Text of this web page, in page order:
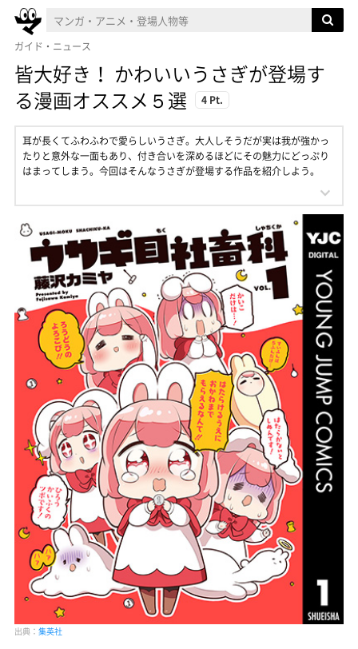
ガイド・ニュース
皆大好き！ かわいいうさぎが登場す
る漫画オススメ５選
4 Pt.
耳が長くてふわふわで愛らしいうさぎ。大人しそうだが実は我が強かっ
たりと意外な一面もあり、付き合いを深めるほどにその魅力にどっぷり
はまってしまう。今回はそんなうさぎが登場する作品を紹介しよう。
出典： 集英社